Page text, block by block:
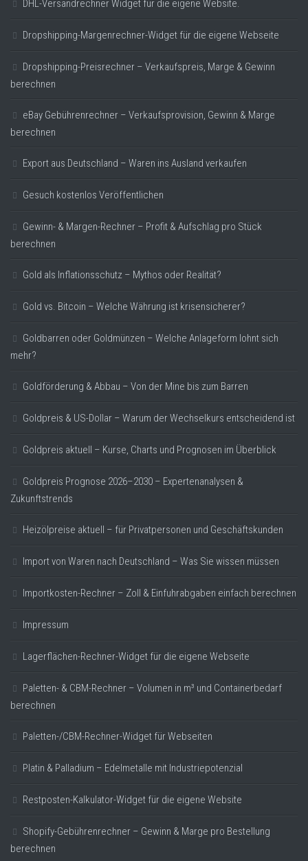
DHL-Versandrechner Widget für die eigene Website.
Dropshipping-Margenrechner-Widget für die eigene Webseite
Dropshipping-Preisrechner – Verkaufspreis, Marge & Gewinn
berechnen
eBay Gebührenrechner – Verkaufsprovision, Gewinn & Marge
berechnen
Export aus Deutschland – Waren ins Ausland verkaufen
Gesuch kostenlos Veröffentlichen
Gewinn- & Margen-Rechner – Profit & Aufschlag pro Stück
berechnen
Gold als Inflationsschutz – Mythos oder Realität?
Gold vs. Bitcoin – Welche Währung ist krisensicherer?
Goldbarren oder Goldmünzen – Welche Anlageform lohnt sich
mehr?
Goldförderung & Abbau – Von der Mine bis zum Barren
Goldpreis & US-Dollar – Warum der Wechselkurs entscheidend ist
Goldpreis aktuell – Kurse, Charts und Prognosen im Überblick
Goldpreis Prognose 2026–2030 – Expertenanalysen &
Zukunftstrends
Heizölpreise aktuell – für Privatpersonen und Geschäftskunden
Import von Waren nach Deutschland – Was Sie wissen müssen
Importkosten-Rechner – Zoll & Einfuhrabgaben einfach berechnen
Impressum
Lagerflächen-Rechner-Widget für die eigene Webseite
Paletten- & CBM-Rechner – Volumen in m³ und Containerbedarf
berechnen
Paletten-/CBM-Rechner-Widget für Webseiten
Platin & Palladium – Edelmetalle mit Industriepotenzial
Restposten-Kalkulator-Widget für die eigene Website
Shopify-Gebührenrechner – Gewinn & Marge pro Bestellung
berechnen